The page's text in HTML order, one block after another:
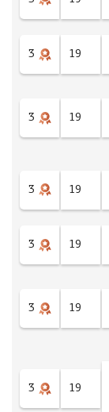
3 19
3 19
3 19
3 19
3 19
3 19